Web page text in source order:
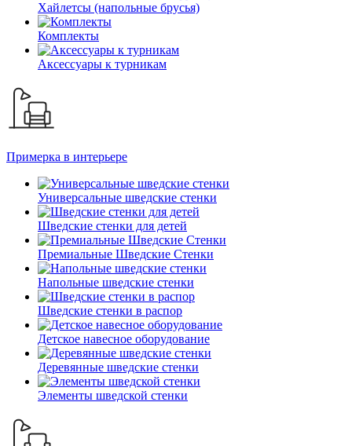
Хайлетсы (напольные брусья)
Комплекты
Аксессуары к турникам
Примерка в интерьере
Универсальные шведские стенки
Шведские стенки для детей
Премиальные Шведские Стенки
Напольные шведские стенки
Шведские стенки в распор
Детское навесное оборудование
Деревянные шведские стенки
Элементы шведской стенки